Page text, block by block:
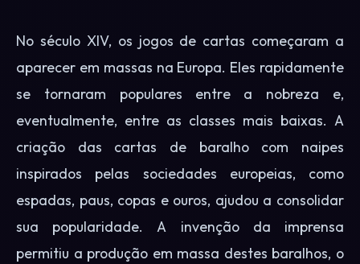
No século XIV, os jogos de cartas começaram a
aparecer em massas na Europa. Eles rapidamente
se tornaram populares entre a nobreza e,
eventualmente, entre as classes mais baixas. A
criação das cartas de baralho com naipes
inspirados pelas sociedades europeias, como
espadas, paus, copas e ouros, ajudou a consolidar
sua popularidade. A invenção da imprensa
permitiu a produção em massa destes baralhos, o